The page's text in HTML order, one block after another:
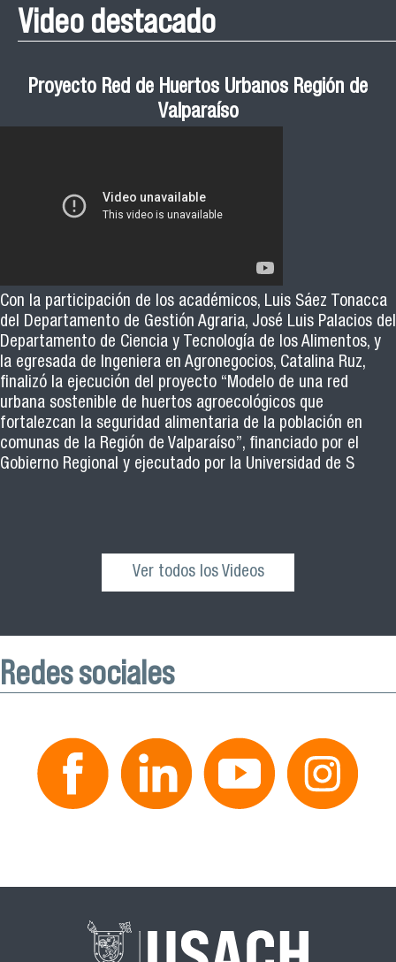
Video destacado
Proyecto Red de Huertos Urbanos Región de
Valparaíso
Con la participación de los académicos, Luis Sáez Tonacca
del Departamento de Gestión Agraria, José Luis Palacios del
Departamento de Ciencia y Tecnología de los Alimentos, y
la egresada de Ingeniera en Agronegocios, Catalina Ruz,
finalizó la ejecución del proyecto “Modelo de una red
urbana sostenible de huertos agroecológicos que
fortalezcan la seguridad alimentaria de la población en
comunas de la Región de Valparaíso”, financiado por el
Gobierno Regional y ejecutado por la Universidad de S
Ver todos los Videos
Redes sociales